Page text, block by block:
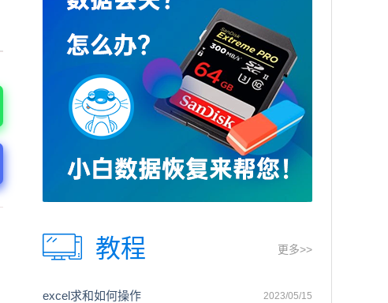
教程 更多>>
excel求和如何操作 2023/05/15